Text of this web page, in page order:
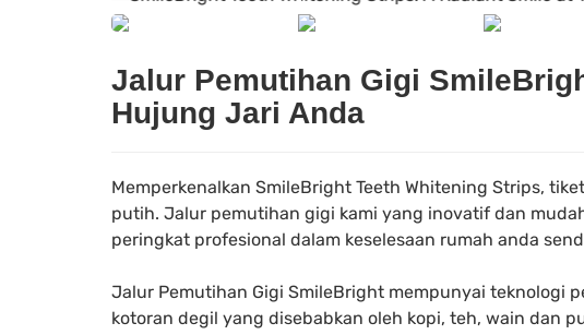
Jalur Pemutihan Gigi
Hujung Jari Anda
Memperkenalkan SmileBright Teeth Whitening Strips,
putih. Jalur pemutihan gigi kami yang inovatif dan
peringkat profesional dalam keselesaan rumah anda
Jalur Pemutihan Gigi SmileBright mempunyai teknologi
kotoran degil yang disebabkan oleh kopi, teh, wain dan